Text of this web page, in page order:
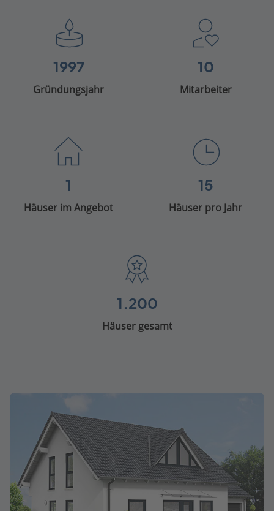
1997
Gründungsjahr
10
Mitarbeiter
1
Häuser im Angebot
15
Häuser pro Jahr
1.200
Häuser gesamt